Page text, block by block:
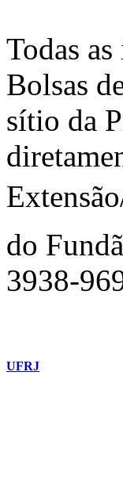
Todas
Bolsas
sítio da
do
3938-
UFRJ